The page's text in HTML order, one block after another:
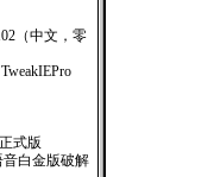
（中文，零
正式版
音白金版破解